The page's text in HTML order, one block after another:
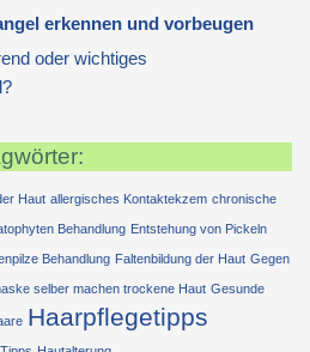
erkennen und vorbeugen
oder wichtiges
Haut allergisches Kontaktekzem chronische
Behandlung Entstehung von Pickeln
Behandlung Faltenbildung der Haut Gegen
selber machen trockene Haut Gesunde
Haarpflegetipps